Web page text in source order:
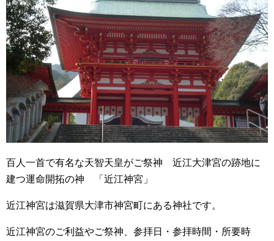
百人一首で有名な天智天皇がご祭神 近江大津宮の跡地に
建つ運命開拓の神 「近江神宮」
近江神宮は滋賀県大津市神宮町にある神社です。
近江神宮のご利益やご祭神、参拝日・参拝時間・所要時